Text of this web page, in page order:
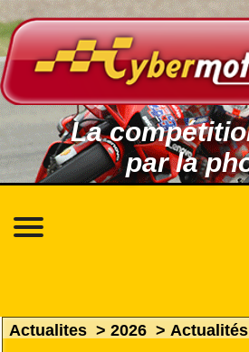
La
par la
Actualites > 2026 >